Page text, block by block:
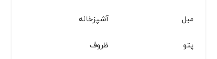
مبل
آشپزخانه
پتو
ظروف